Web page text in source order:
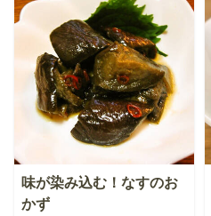
味が染み込む！なすのお
かず